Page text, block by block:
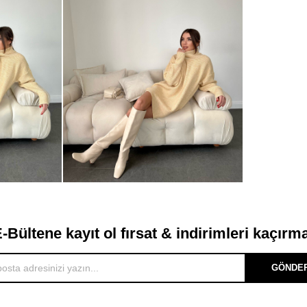
Bültene kayıt ol fırsat & indirimleri